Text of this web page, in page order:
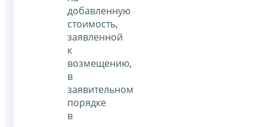
добавленную
стоимость,
заявленной
к
возмещению,
в
заявительном
порядке
в